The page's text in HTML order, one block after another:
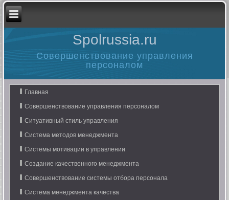
Spolrussia.ru
Совершенствование управления
персоналом
Главная
Совершенствование управления персоналом
Ситуативный стиль управления
Система методов менеджмента
Системы мотивации в управлении
Создание качественного менеджмента
Совершенствование системы отбора персонала
Система менеджмента качества